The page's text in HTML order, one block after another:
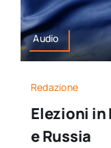
Audio
Redazione
Elezioni in
e Russia